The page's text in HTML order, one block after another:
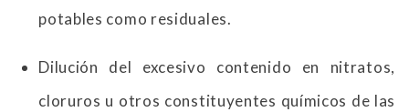
potables como residuales.
Dilución del excesivo contenido en nitratos,
cloruros u otros constituyentes químicos de las